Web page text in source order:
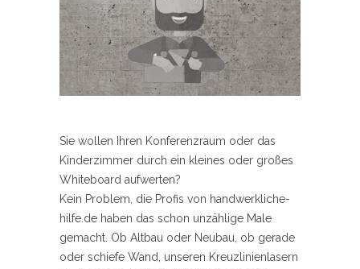
Sie wollen Ihren Konferenzraum oder das
Kinderzimmer durch ein kleines oder großes
Whiteboard aufwerten?
Kein Problem, die Profis von handwerkliche-
hilfe.de haben das schon unzählige Male
gemacht. Ob Altbau oder Neubau, ob gerade
oder schiefe Wand, unseren Kreuzlinienlasern